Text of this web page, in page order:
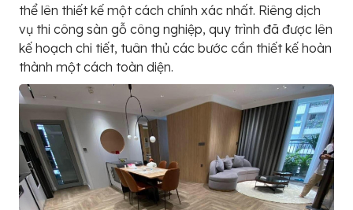
thể lên thiết kế một cách chính xác nhất. Riêng dịch
vụ thi công sàn gỗ công nghiệp, quy trình đã được lên
kế hoạch chi tiết, tuân thủ các bước cần thiết kế hoàn
thành một cách toàn diện.